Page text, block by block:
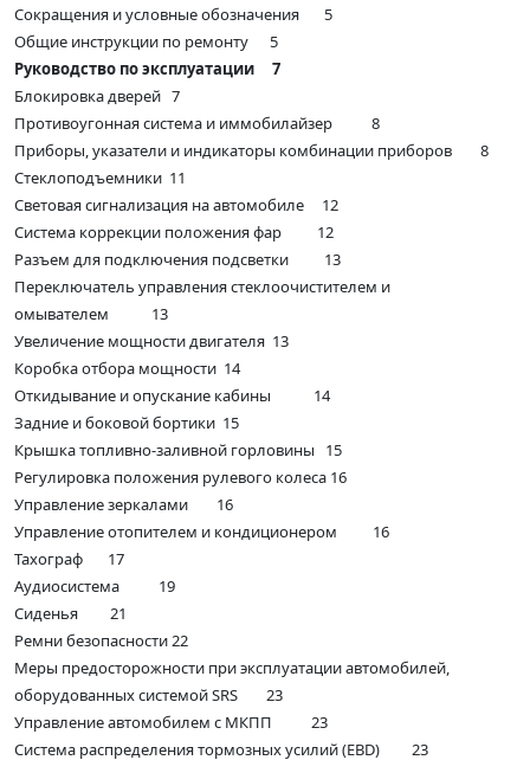
Сокращения и условные обозначения 5
Общие инструкции по ремонту 5
Руководство по эксплуатации 7
Блокировка дверей 7
Противоугонная система и иммобилайзер 8
Приборы, указатели и индикаторы комбинации приборов 8
Стеклоподъемники 11
Световая сигнализация на автомобиле 12
Система коррекции положения фар 12
Разъем для подключения подсветки 13
Переключатель управления стеклоочистителем и
омывателем 13
Увеличение мощности двигателя 13
Коробка отбора мощности 14
Откидывание и опускание кабины 14
Задние и боковой бортики 15
Крышка топливно-заливной горловины 15
Регулировка положения рулевого колеса 16
Управление зеркалами 16
Управление отопителем и кондиционером 16
Тахограф 17
Аудиосистема 19
Сиденья 21
Ремни безопасности 22
Меры предосторожности при эксплуатации автомобилей,
оборудованных системой SRS 23
Управление автомобилем с МКПП 23
Система распределения тормозных усилий (EBD) 23